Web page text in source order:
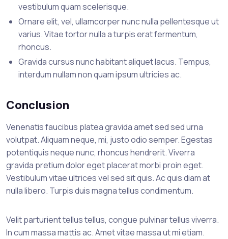
vestibulum quam scelerisque.
Ornare elit, vel, ullamcorper nunc nulla pellentesque ut
varius. Vitae tortor nulla a turpis erat fermentum,
rhoncus.
Gravida cursus nunc habitant aliquet lacus. Tempus,
interdum nullam non quam ipsum ultricies ac.
Conclusion
Venenatis faucibus platea gravida amet sed sed urna
volutpat. Aliquam neque, mi, justo odio semper. Egestas
potentiquis neque nunc, rhoncus hendrerit. Viverra
gravida pretium dolor eget placerat morbi proin eget.
Vestibulum vitae ultrices vel sed sit quis. Ac quis diam at
nulla libero. Turpis duis magna tellus condimentum.
Velit parturient tellus tellus, congue pulvinar tellus viverra.
In cum massa mattis ac. Amet vitae massa ut mi etiam.